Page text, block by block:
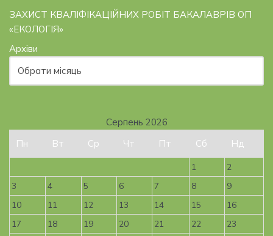
ЗАХИСТ КВАЛІФІКАЦІЙНИХ РОБІТ БАКАЛАВРІВ ОП
«ЕКОЛОГІЯ»
Архіви
Серпень 2026
Пн
Вт Ср Чт Пт Сб Нд
1
2
3
4 5 6 7 8
9
10
11 12 13 14 15
16
17
18 19 20 21 22 23